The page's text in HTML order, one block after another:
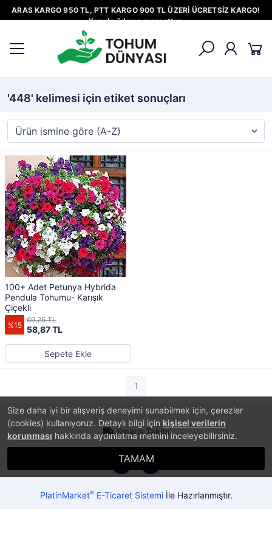
ARAS KARGO 950 TL, PTT KARGO 900 TL ÜZERİ ÜCRETSİZ KARGO!
Kapıda ödeme mevcuttur.
Size daha iyi bir alışveriş deneyimi sunabilmek için, çerezler
(cookies) kullanıyoruz. Detaylı bilgi için kişisel verilerin
korunması hakkında aydınlatma metnini inceleyebilirsiniz.
TAMAM
'448' kelimesi için etiket sonuçları
100+ Adet Petunya Hybrida
Pendula Tohumu- Karışık
Çiçekli
%15 58,87 TL
69,25 TL
Sepete Ekle
1
Sipariş Takibi
PlatinMarket®E-Ticaret Sistemiİle Hazırlanmıştır.